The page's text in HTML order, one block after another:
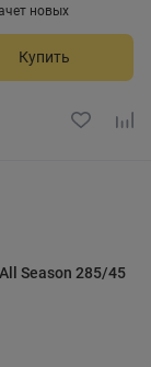
новых
Купить
Season 285/45